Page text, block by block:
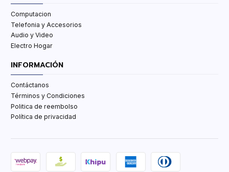
Computacion
Telefonia y Accesorios
Audio y Video
Electro Hogar
INFORMACIÓN
Contáctanos
Términos y Condiciones
Politica de reembolso
Política de privacidad